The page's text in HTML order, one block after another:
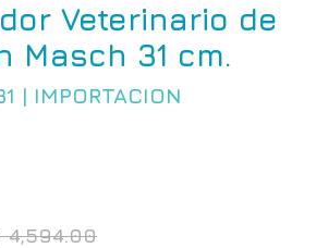
Veterinario de
Masch 31 cm.
| IMPORTACION
4,594.00